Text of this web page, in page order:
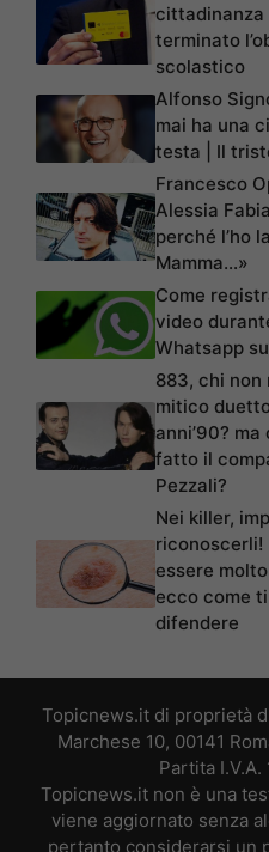
cittadinanza
terminato
scolastico
Alfonso
mai ha una
testa | Il
Francesco
Alessia
perché l’ho
Mamma…»
Come
video
Whatsapp
883, chi non
mitico
anni’90?
fatto il
Pezzali?
Nei killer,
riconoscerli!
essere
ecco come
difendere
Topicnews.it di proprietà
Marchese 10, 00141
Partita I.V.A.
Topicnews.it non è una
viene aggiornato senza
pertanto considerarsi un